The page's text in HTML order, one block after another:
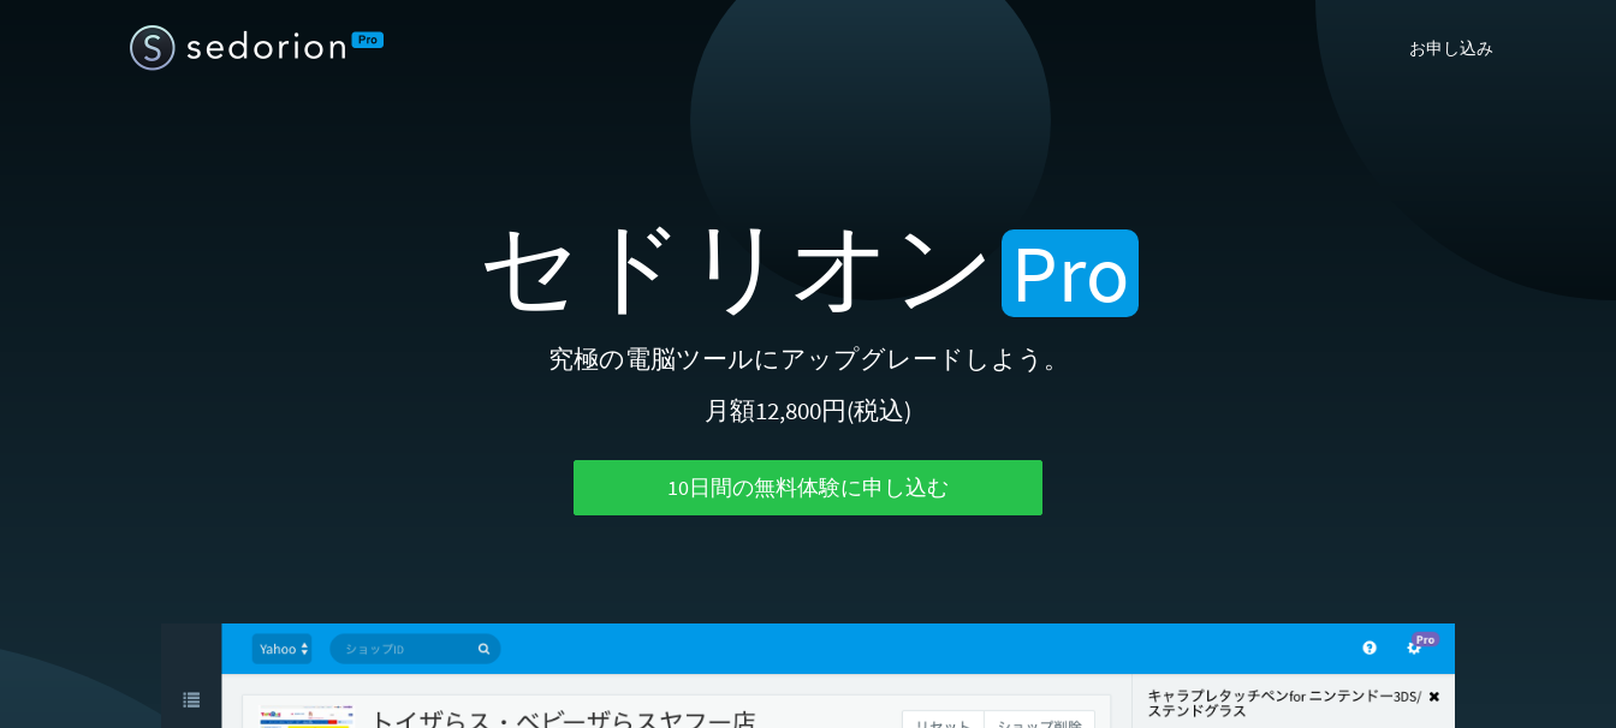
お申し込み
セドリオン Pro
究極の電脳ツールにアップグレードしよう。
月額12,800円(税込)
10日間の無料体験に申し込む